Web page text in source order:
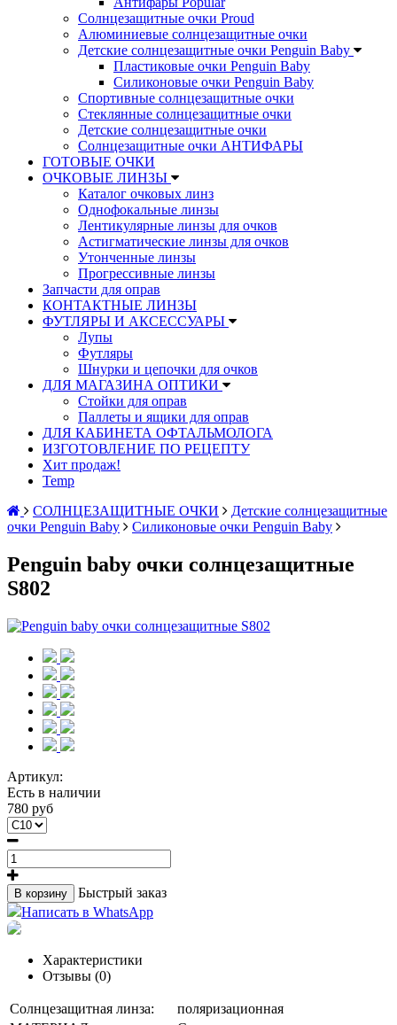
Солнцезащитные очки Proud
Алюминиевые солнцезащитные очки
Детские солнцезащитные очки Penguin Baby
Пластиковые очки Penguin Baby
Силиконовые очки Penguin Baby
Спортивные солнцезащитные очки
Стеклянные солнцезащитные очки
Детские солнцезащитные очки
Солнцезащитные очки АНТИФАРЫ
ГОТОВЫЕ ОЧКИ
ОЧКОВЫЕ ЛИНЗЫ
Каталог очковых линз
Однофокальные линзы
Лентикулярные линзы для очков
Астигматические линзы для очков
Утонченные линзы
Прогрессивные линзы
Запчасти для оправ
КОНТАКТНЫЕ ЛИНЗЫ
ФУТЛЯРЫ И АКСЕССУАРЫ
Лупы
Футляры
Шнурки и цепочки для очков
ДЛЯ МАГАЗИНА ОПТИКИ
Стойки для оправ
Паллеты и ящики для оправ
ДЛЯ КАБИНЕТА ОФТАЛЬМОЛОГА
ИЗГОТОВЛЕНИЕ ПО РЕЦЕПТУ
Хит продаж!
Temp
СОЛНЦЕЗАЩИТНЫЕ ОЧКИ
Детские солнцезащитные
очки Penguin Baby
Силиконовые очки Penguin Baby
Penguin baby очки солнцезащитные
S802
Артикул:
Есть в наличии
780 руб
В корзину
Быстрый заказ
Написать в WhatsApp
Характеристики
Отзывы (0)
Солнцезащитная линза:
поляризационная